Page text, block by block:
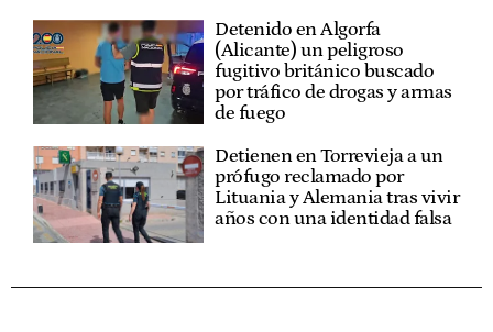
Detenido en Algorfa
(Alicante) un peligroso
fugitivo británico buscado
por tráfico de drogas y armas
de fuego
Detienen en Torrevieja a un
prófugo reclamado por
Lituania y Alemania tras vivir
años con una identidad falsa